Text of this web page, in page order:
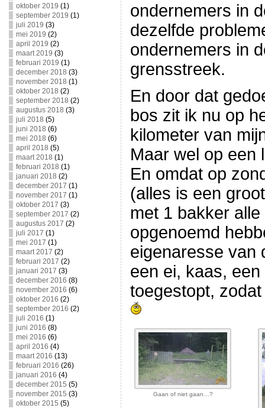
oktober 2019 (1)
september 2019 (1)
juli 2019 (3)
mei 2019 (2)
april 2019 (2)
maart 2019 (3)
februari 2019 (1)
december 2018 (3)
november 2018 (1)
oktober 2018 (2)
september 2018 (2)
augustus 2018 (3)
juli 2018 (5)
juni 2018 (6)
mei 2018 (6)
april 2018 (5)
maart 2018 (1)
februari 2018 (1)
januari 2018 (2)
december 2017 (1)
november 2017 (1)
oktober 2017 (3)
september 2017 (2)
augustus 2017 (2)
juli 2017 (1)
mei 2017 (1)
maart 2017 (2)
februari 2017 (2)
januari 2017 (3)
december 2016 (8)
november 2016 (6)
oktober 2016 (2)
september 2016 (2)
juli 2016 (1)
juni 2016 (8)
mei 2016 (6)
april 2016 (4)
maart 2016 (13)
februari 2016 (26)
januari 2016 (4)
december 2015 (5)
november 2015 (3)
oktober 2015 (5)
ondernemers in
dezelfde
ondernemers in
grensstreek.
En door dat
bos zit ik nu op
kilometer van
Maar wel op een
En omdat op
(alles is een
met 1 bakker
opgenoemd
eigenaresse van
een ei, kaas,
toegestopt,
Gaan of niet gaan…?